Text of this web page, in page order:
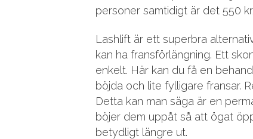
personer samtidigt är det 550
Lashlift är ett superbra
kan ha fransförlängning. Ett
enkelt. Här kan du få en
böjda och lite fylligare fransar.
Detta kan man säga är en
böjer dem uppåt så att ögat
betydligt längre ut.